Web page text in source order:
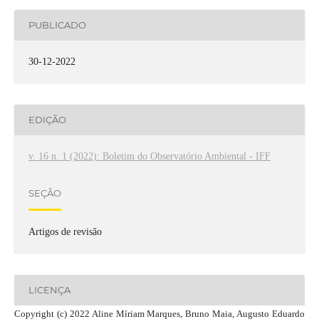
PUBLICADO
30-12-2022
EDIÇÃO
v. 16 n. 1 (2022): Boletim do Observatório Ambiental - IFF
SEÇÃO
Artigos de revisão
LICENÇA
Copyright (c) 2022 Aline Míriam Marques, Bruno Maia, Augusto Eduardo